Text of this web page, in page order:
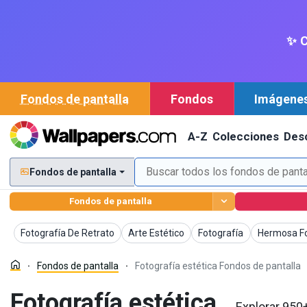
✨
Fondos de pantalla Fondos
A-Z Colecciones
Fondos de pantalla
Fondos de pantalla
Fotografía De Retrato
Fondos de pantalla Arte Estético
Fondos de pantallaFotografía
Fondos de pantallaHermosa
Fondos de
Fondos de pantalla Fotografía estética Fondos de pantalla